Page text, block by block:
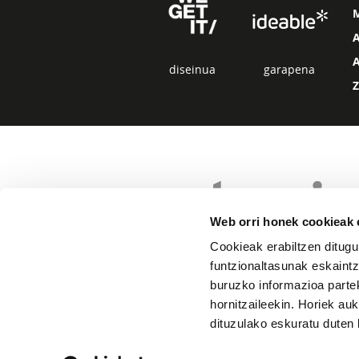
Web orri honek cookieak
Cookieak erabiltzen
funtzionaltasunak
buruzko informazioa
hornitzaileekin. Horiek
dituzulako eskuratu
diseinua garapena